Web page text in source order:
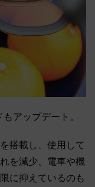
アップデート。
搭載し、使用して
を減少、電車や機
に抑えているのも